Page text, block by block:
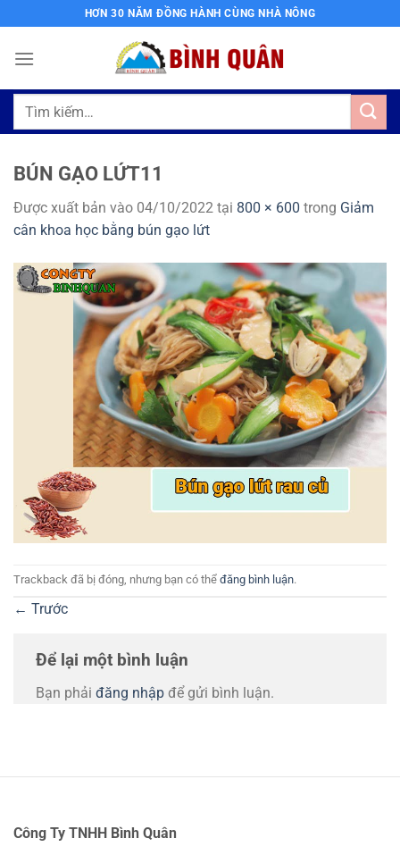
qua
nội
HƠN 30 NĂM ĐỒNG HÀNH CÙNG NHÀ NÔNG
Tìm
BÚN GẠO LỨT11
Được xuất bản vào 04/10/2022 tại 800 × 600 trong Giảm
cân khoa học bằng bún gạo lứt
Trackback đã bị đóng, nhưng bạn có thể đăng bình luận.
← Trước
Để lại một bình luận
Bạn phải đăng nhập để gửi bình luận.
Công Ty TNHH Bình Quân